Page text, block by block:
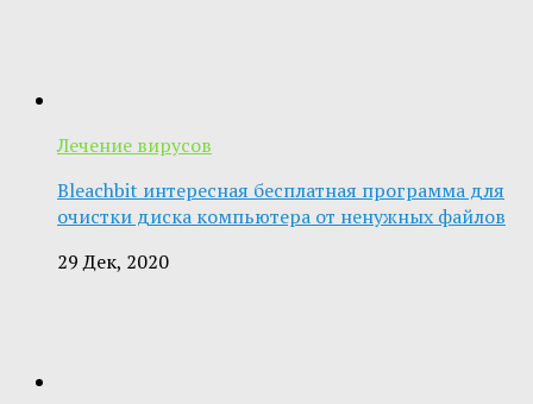
Лечение вирусов
Bleachbit интересная бесплатная программа для
очистки диска компьютера от ненужных файлов
29 Дек, 2020